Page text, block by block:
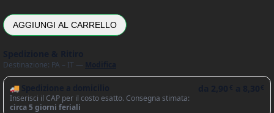
AGGIUNGI AL CARRELLO
Destinazione: PA – IT —
🚚 Spedizione a domicilio
Inserisci il CAP per il costo esatto. Consegna stimata:
circa 5 giorni feriali